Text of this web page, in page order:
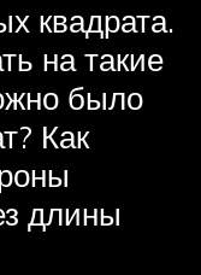
квадрата.
на такие
было
Как
длины